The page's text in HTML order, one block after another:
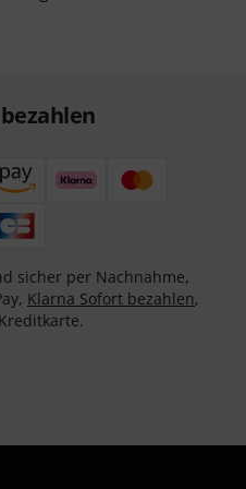
sicher per Nachnahme,
Klarna Sofort bezahlen,